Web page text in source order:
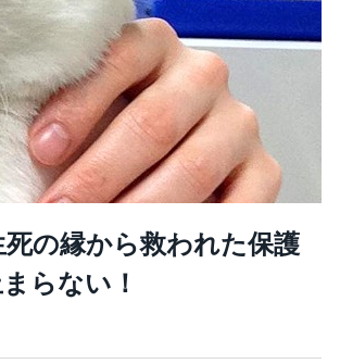
の縁から救われた保護
らない！